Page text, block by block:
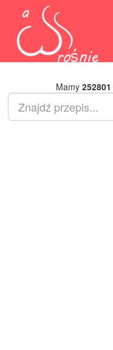
Mamy 252801